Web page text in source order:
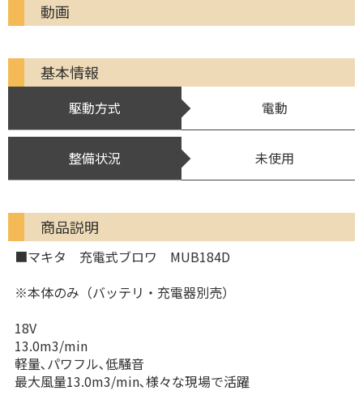
動画
基本情報
駆動方式 電動
整備状況 未使用
商品説明
■マキタ 充電式ブロワ MUB184D
※本体のみ（バッテリ・充電器別売）
18V
13.0m3/min
軽量､パワフル､低騒音
最大風量13.0m3/min､様々な現場で活躍